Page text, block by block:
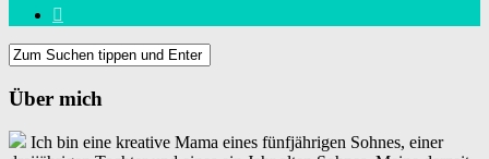
Über mich
Ich bin eine kreative Mama eines fünfjährigen Sohnes, einer